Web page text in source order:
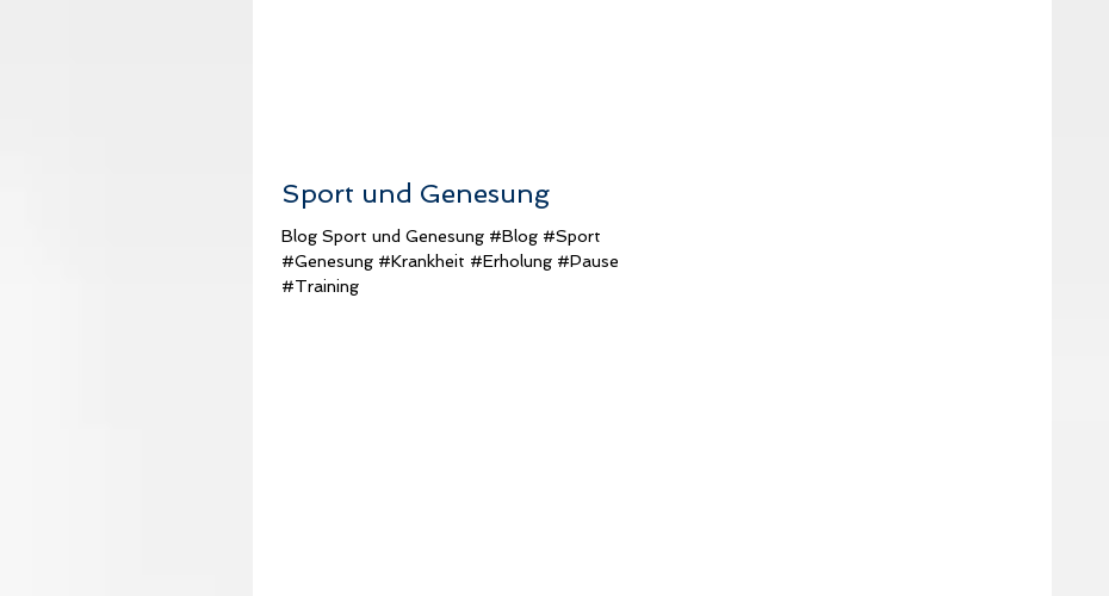
Sport und Genesung
Blog Sport und Genesung #Blog #Sport
#Genesung #Krankheit #Erholung #Pause
#Training